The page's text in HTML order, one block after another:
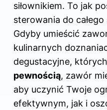
siłownikiem. To jak
sterowania do
Gdyby umieścić
kulinarnych
degustacyjne,
pewnością, zawór
aby uczynić Twoje
efektywnym, jak i